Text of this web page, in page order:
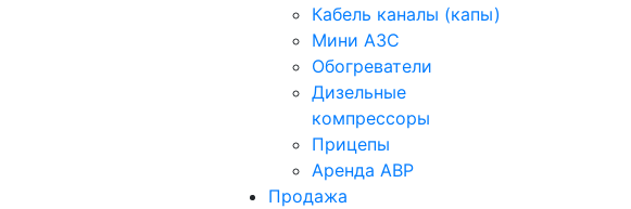
Кабель каналы (капы)
Мини АЗС
Обогреватели
Дизельные
компрессоры
Прицепы
Аренда АВР
Продажа